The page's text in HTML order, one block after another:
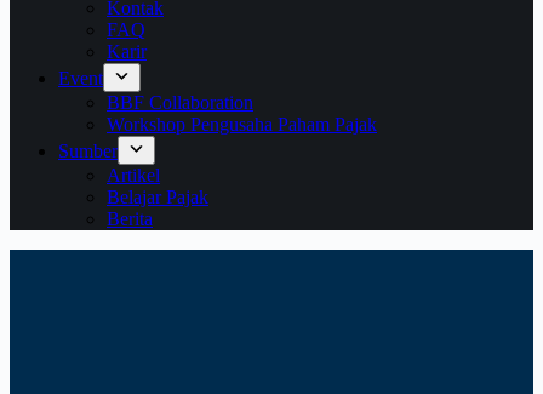
Kontak
FAQ
Karir
Event
BBF Collaboration
Workshop Pengusaha Paham Pajak
Sumber
Artikel
Belajar Pajak
Berita